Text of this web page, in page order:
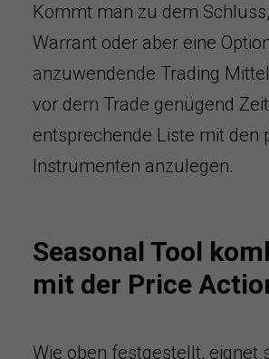
Kommt man zu dem
Warrant oder aber eine
anzuwendende Trading
vor dem Trade genügend
entsprechende Liste mit den
Instrumenten anzulegen.
Seasonal Tool
mit der Price
Wie oben festgestellt, eignet